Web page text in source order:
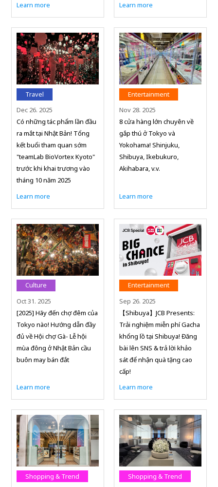
Learn more
Learn more
Travel
Dec 26. 2025
Có những tác phẩm lần đầu
ra mắt tại Nhật Bản! Tổng
kết buổi tham quan sớm
"teamLab BioVortex Kyoto"
trước khi khai trương vào
tháng 10 năm 2025
Learn more
Entertainment
Nov 28. 2025
8 cửa hàng lớn chuyên về
gắp thú ở Tokyo và
Yokohama! Shinjuku,
Shibuya, Ikebukuro,
Akihabara, v.v.
Learn more
Culture
Oct 31. 2025
[2025] Hãy đến chợ đêm của
Tokyo nào! Hướng dẫn đầy
đủ về Hội chợ Gà- Lễ hội
mùa đông ở Nhật Bản cầu
buôn may bán đắt
Learn more
Entertainment
Sep 26. 2025
【Shibuya】JCB Presents:
Trải nghiệm miễn phí Gacha
khổng lồ tại Shibuya! Đăng
bài lên SNS & trả lời khảo
sát để nhận quà tặng cao
cấp!
Learn more
Shopping & Trend
Shopping & Trend